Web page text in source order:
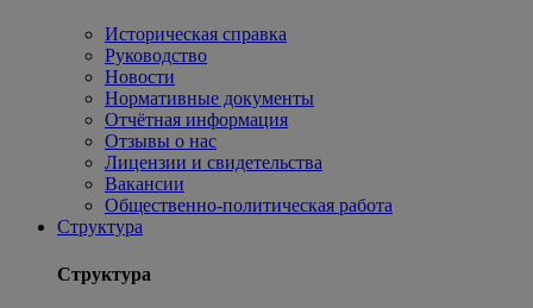
Историческая справка
Руководство
Новости
Нормативные документы
Отчётная информация
Отзывы о нас
Лицензии и свидетельства
Вакансии
Общественно-политическая работа
Структура
Структура